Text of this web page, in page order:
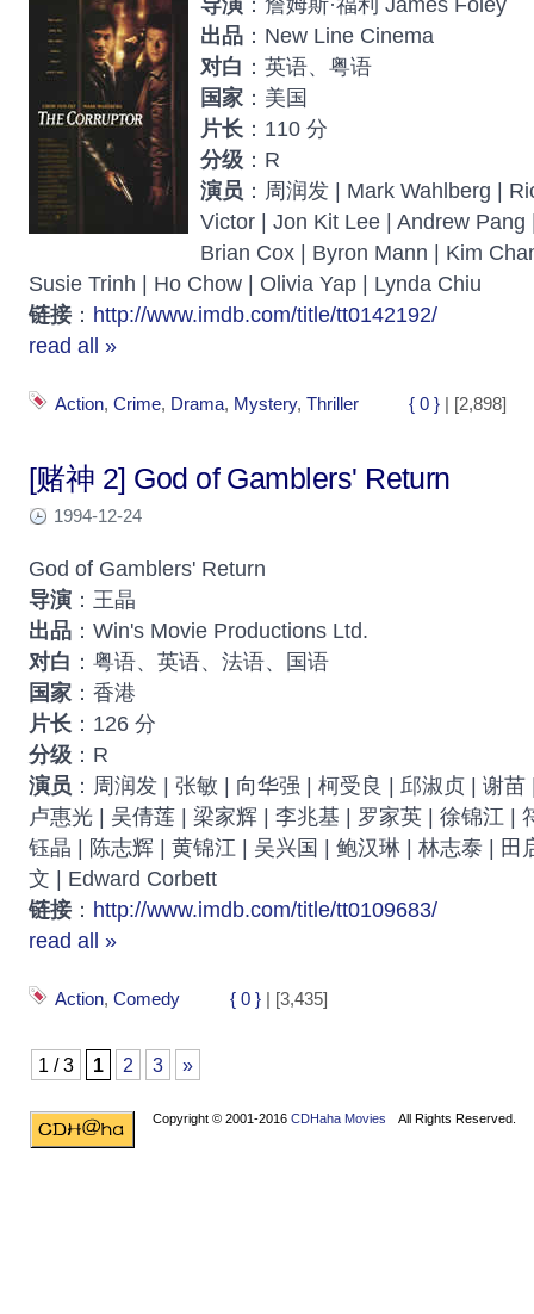
导演 ：詹姆斯·福利 James Foley
出品 ：New Line Cinema
对白 ：英语、粤语
国家 ：美国
片长 ：110 分
分级 ：R
演员 ：周润发 | Mark Wahlberg |
Victor | Jon Kit Lee | Andrew
Brian Cox | Byron Mann | Kim
Susie Trinh | Ho Chow | Olivia Yap | Lynda Chiu
链接 ： http://www.imdb.com/title/tt0142192/
read all »
Action, Crime, Drama, Mystery, Thriller { 0 } | [2,898]
[赌神 2] God of Gamblers' Return
1994-12-24
God of Gamblers' Return
导演 ：王晶
出品 ：Win's Movie Productions Ltd.
对白 ：粤语、英语、法语、国语
国家 ：香港
片长 ：126 分
分级 ：R
演员 ：周润发 | 张敏 | 向华强 | 柯受良 | 邱淑贞 | 谢苗
卢惠光 | 吴倩莲 | 梁家辉 | 李兆基 | 罗家英 | 徐锦江 |
钰晶 | 陈志辉 | 黄锦江 | 吴兴国 | 鲍汉琳 | 林志泰 | 田
文 | Edward Corbett
链接 ： http://www.imdb.com/title/tt0109683/
read all »
Action, Comedy { 0 } | [3,435]
1 / 3 1 2 3 »
Copyright © 2001-2016 CDHaha Movies All Rights Reserved.